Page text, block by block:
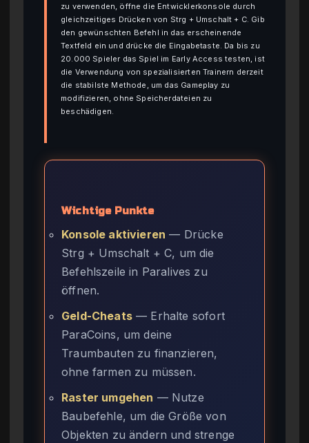
zu verwenden, öffne die Entwicklerkonsole durch
gleichzeitiges Drücken von Strg + Umschalt + C. Gib
den gewünschten Befehl in das erscheinende
Textfeld ein und drücke die Eingabetaste. Da bis zu
20.000 Spieler das Spiel im Early Access testen, ist
die Verwendung von spezialisierten Trainern derzeit
die stabilste Methode, um das Gameplay zu
modifizieren, ohne Speicherdateien zu
beschädigen.
Wichtige Punkte
Konsole aktivieren — Drücke
Strg + Umschalt + C, um die
Befehlszeile in Paralives zu
öffnen.
Geld-Cheats— Erhalte sofort
ParaCoins, um deine
Traumbauten zu finanzieren,
ohne farmen zu müssen.
Raster umgehen — Nutze
Baubefehle, um die Größe von
Objekten zu ändern und strenge